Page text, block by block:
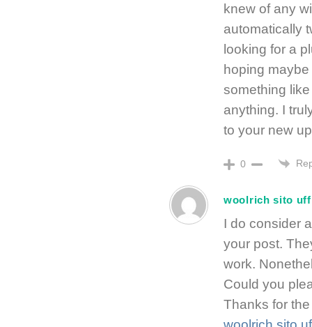
knew of any
automatically
looking for a
hoping
something
anything. I
to your new
0
woolrich sito
I do consider
your post.
work.
Could you
Thanks for